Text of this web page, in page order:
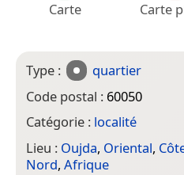
Carte Carte
Type :
quartier
Code postal : 60050
Catégorie : localité
Lieu : Oujda, Oriental,
Nord, Afrique